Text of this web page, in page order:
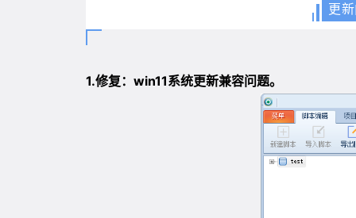
更
1.修复：win11系统更新兼容问题。